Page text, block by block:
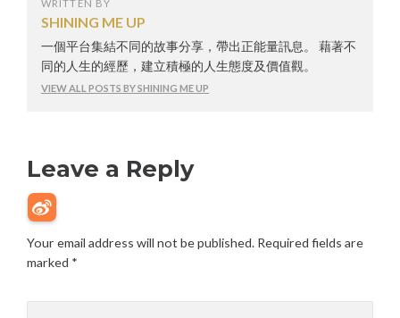
WRITTEN BY
SHINING ME UP
一個平台集結不同的故事分享，帶出正能量訊息。 藉著不
同的人生的經歷，建立積極的人生態度及價值觀。
VIEW ALL POSTS BY SHINING ME UP
Leave a Reply
Your email address will not be published. Required fields are
marked *